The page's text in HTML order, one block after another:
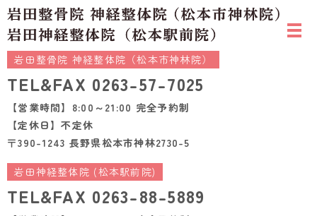
岩田整骨院 神経整体院（松本市神林院）
TEL&FAX 0263-57-7025
【営業時間】8:00～21:00 完全予約制
【定休日】不定休
〒390-1243 長野県松本市神林2730-5
岩田神経整体院 (松本駅前院)
TEL&FAX 0263-88-5889